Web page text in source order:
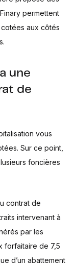
permettent
aux côtés
une
de
vous
Sur ce point,
foncières
contrat de
intervenant à
par les
forfaitaire de 7,5
d’un abattement